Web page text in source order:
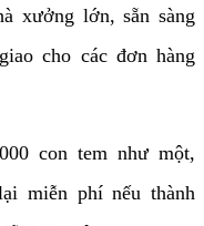
xưởng lớn, sẵn sàng
cho các đơn hàng
con tem như một,
miễn phí nếu thành